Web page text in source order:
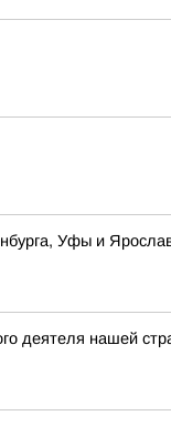
Уфы и
деятеля нашей